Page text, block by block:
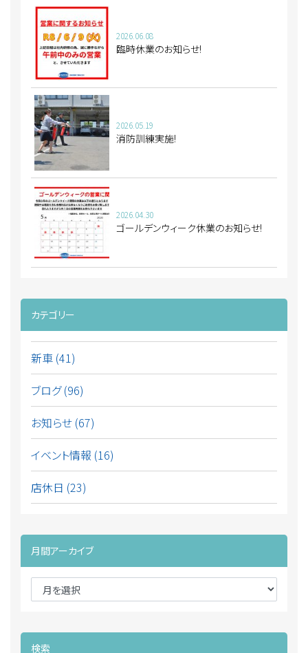
2026.06.08
臨時休業のお知らせ!
2026.05.19
消防訓練実施!
2026.04.30
ゴールデンウィーク休業のお知らせ!
カテゴリー
新車 (41)
ブログ (96)
お知らせ (67)
イベント情報 (16)
店休日 (23)
月間アーカイブ
検索